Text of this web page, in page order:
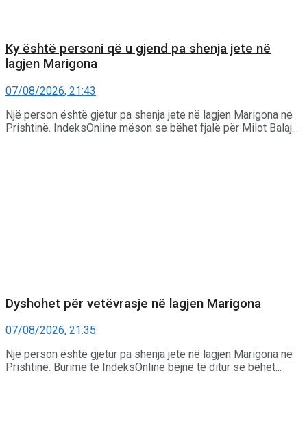
Ky është personi që u gjend pa shenja jete në
lagjen Marigona
07/08/2026, 21:43
Një person është gjetur pa shenja jete në lagjen Marigona në
Prishtinë. IndeksOnline mëson se bëhet fjalë për Milot Balaj...
Dyshohet për vetëvrasje në lagjen Marigona
07/08/2026, 21:35
Një person është gjetur pa shenja jete në lagjen Marigona në
Prishtinë. Burime të IndeksOnline bëjnë të ditur se bëhet...